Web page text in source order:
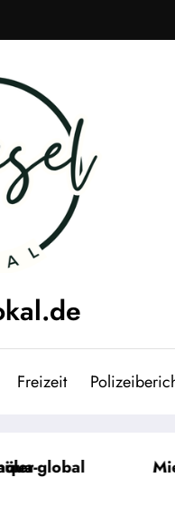
Freizeit
Wesel